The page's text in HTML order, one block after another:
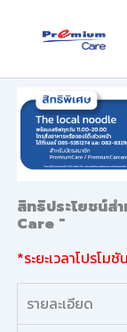
สิทธิประโยชน์ส
Care "
*ระยะเวลาโปรโ
รายละเอียด